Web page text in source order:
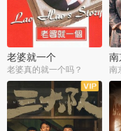
老婆就一个
老婆真的就一个吗？
南